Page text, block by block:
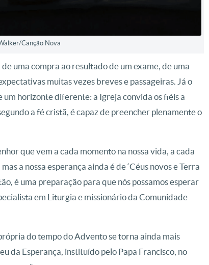
Canção Nova
uma compra ao resultado de um exame, de uma
muitas vezes breves e passageiras. Já o
horizonte diferente: a Igreja convida os fiéis a
a fé cristã, é capaz de preencher plenamente o
que vem a cada momento na nossa vida, a cada
a nossa esperança ainda é de ‘Céus novos e Terra
é uma preparação para que nós possamos esperar
em Liturgia e missionário da Comunidade
do tempo do Advento se torna ainda mais
da Esperança, instituído pelo Papa Francisco, no